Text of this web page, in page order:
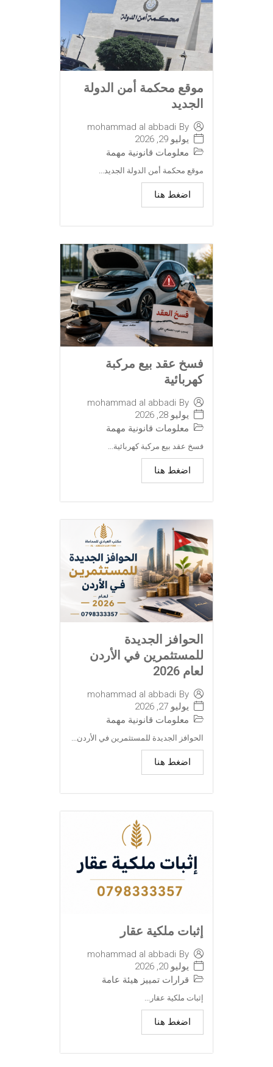
موقع محكمة أمن الدولة
الجديد
By
mohammad al abbadi
يوليو 29, 2026
معلومات قانونية مهمة
موقع محكمة أمن الدولة الجديد...
اضغط هنا
فسخ عقد بيع مركبة
كهربائية
By
mohammad al abbadi
يوليو 28, 2026
معلومات قانونية مهمة
فسخ عقد بيع مركبة كهربائية...
اضغط هنا
الحوافز الجديدة
للمستثمرين في الأردن
لعام 2026
By
mohammad al abbadi
يوليو 27, 2026
معلومات قانونية مهمة
الحوافز الجديدة للمستثمرين في الأردن...
اضغط هنا
إثبات ملكية عقار
By
mohammad al abbadi
يوليو 20, 2026
قرارات تمييز هيئة عامة
إثبات ملكية عقار...
اضغط هنا